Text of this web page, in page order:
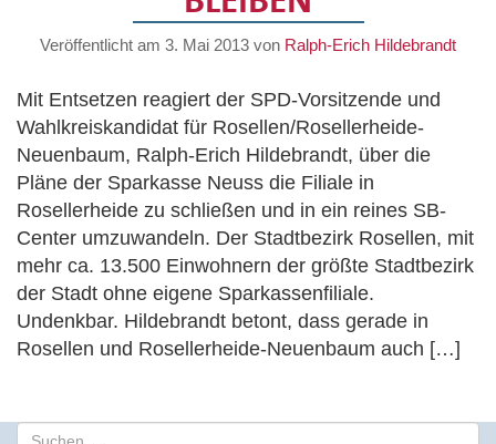
Veröffentlicht am 3. Mai 2013 von Ralph-Erich Hildebrandt
Mit Entsetzen reagiert der SPD-Vorsitzende und
Wahlkreiskandidat für Rosellen/Rosellerheide-
Neuenbaum, Ralph-Erich Hildebrandt, über die
Pläne der Sparkasse Neuss die Filiale in
Rosellerheide zu schließen und in ein reines SB-
Center umzuwandeln. Der Stadtbezirk Rosellen, mit
mehr ca. 13.500 Einwohnern der größte Stadtbezirk
der Stadt ohne eigene Sparkassenfiliale.
Undenkbar. Hildebrandt betont, dass gerade in
Rosellen und Rosellerheide-Neuenbaum auch […]